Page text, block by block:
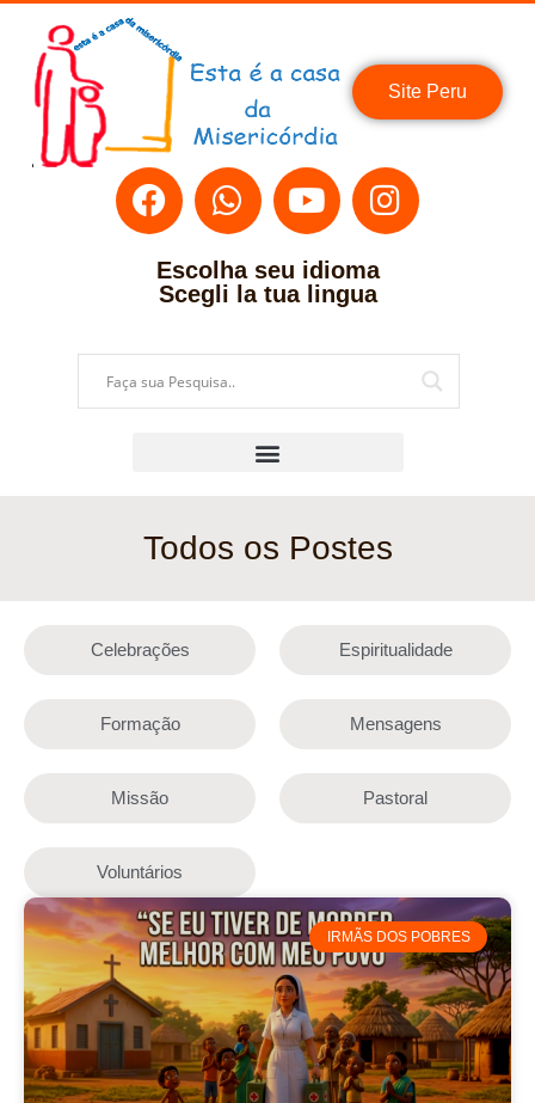
Site Peru
Escolha seu idioma
Scegli la tua lingua
Todos os Postes
Celebrações Espiritualidade
Formação Mensagens
Missão Pastoral
Voluntários
IRMÃS DOS POBRES